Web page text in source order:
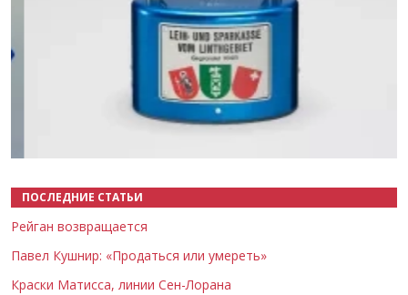
ПОСЛЕДНИЕ СТАТЬИ
Рейган возвращается
Павел Кушнир: «Продаться или умереть»
Краски Матисса, линии Сен-Лорана